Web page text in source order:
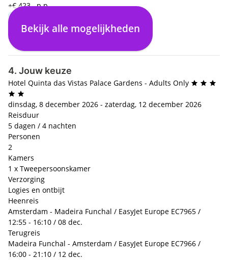
+€ 423,- p.p.
Logies en ontbijt
€ 0,- p.p.
Bekijk alle mogelijkheden
4. Jouw keuze
Hotel Quinta das Vistas Palace Gardens - Adults Only
dinsdag, 8 december 2026 - zaterdag, 12 december 2026
Reisduur
5 dagen / 4 nachten
Personen
2
Kamers
1 x Tweepersoonskamer
Verzorging
Logies en ontbijt
Heenreis
Amsterdam - Madeira Funchal / EasyJet Europe EC7965 /
12:55 - 16:10 / 08 dec.
Terugreis
Madeira Funchal - Amsterdam / EasyJet Europe EC7966 /
16:00 - 21:10 / 12 dec.